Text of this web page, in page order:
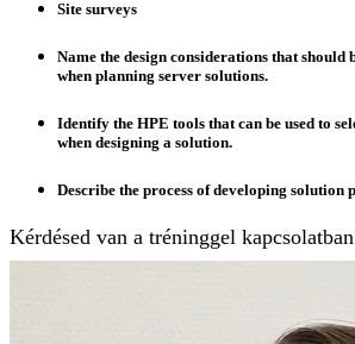
Site surveys
Name the design considerations that should
when planning server solutions.
Identify the HPE tools that can be used to
when designing a solution.
Describe the process of developing solution
Kérdésed van a tréninggel